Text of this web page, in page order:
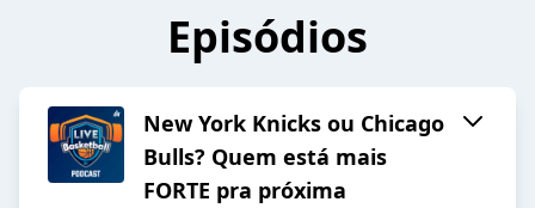
Episódios
New York Knicks ou Chicago
Bulls? Quem está mais
FORTE pra próxima